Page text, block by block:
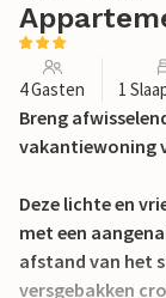
4 Gasten 1
Breng
vakantiewoning
Deze lichte en
met een
afstand van het
versgebakken